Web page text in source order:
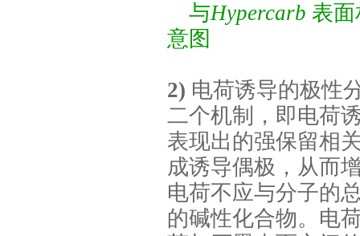
与Hypercarb 表
意图
2) 电荷诱导的极性
二个机制，即电荷
表现出的强保留相
成诱导偶极，从而
电荷不应与分子的
的碱性化合物。电